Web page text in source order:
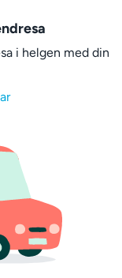
i helgen med din